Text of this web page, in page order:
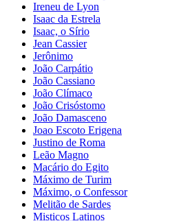
Ireneu de Lyon
Isaac da Estrela
Isaac, o Sírio
Jean Cassier
Jerônimo
João Carpátio
João Cassiano
João Clímaco
João Crisóstomo
João Damasceno
Joao Escoto Erigena
Justino de Roma
Leão Magno
Macário do Egito
Máximo de Turim
Máximo, o Confessor
Melitão de Sardes
Misticos Latinos